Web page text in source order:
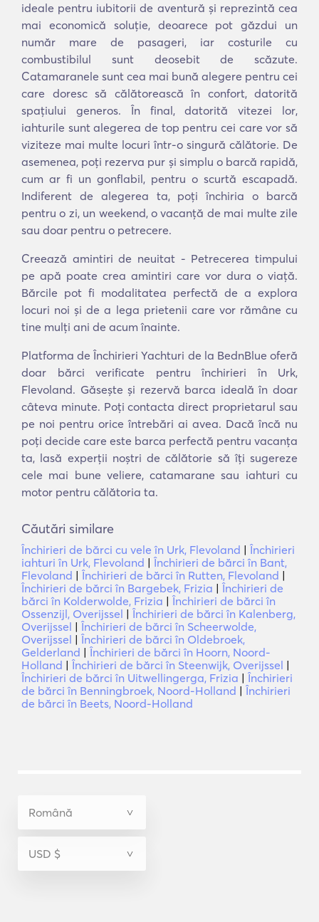
ideale pentru iubitorii de aventură și reprezintă cea
mai economică soluție, deoarece pot găzdui un
număr mare de pasageri, iar costurile cu
combustibilul sunt deosebit de scăzute.
Catamaranele sunt cea mai bună alegere pentru cei
care doresc să călătorească în confort, datorită
spațiului generos. În final, datorită vitezei lor,
iahturile sunt alegerea de top pentru cei care vor să
viziteze mai multe locuri într-o singură călătorie. De
asemenea, poți rezerva pur și simplu o barcă rapidă,
cum ar fi un gonflabil, pentru o scurtă escapadă.
Indiferent de alegerea ta, poți închiria o barcă
pentru o zi, un weekend, o vacanță de mai multe zile
sau doar pentru o petrecere.
Creează amintiri de neuitat - Petrecerea timpului
pe apă poate crea amintiri care vor dura o viață.
Bărcile pot fi modalitatea perfectă de a explora
locuri noi și de a lega prietenii care vor rămâne cu
tine mulți ani de acum înainte.
Platforma de Închirieri Yachturi de la BednBlue oferă
doar bărci verificate pentru închirieri în Urk,
Flevoland. Găsește și rezervă barca ideală în doar
câteva minute. Poți contacta direct proprietarul sau
pe noi pentru orice întrebări ai avea. Dacă încă nu
poți decide care este barca perfectă pentru vacanța
ta, lasă experții noștri de călătorie să îți sugereze
cele mai bune veliere, catamarane sau iahturi cu
motor pentru călătoria ta.
Căutări similare
Închirieri de bărci cu vele în Urk, Flevoland | Închirieri
iahturi în Urk, Flevoland | Închirieri de bărci în Bant,
Flevoland | Închirieri de bărci în Rutten, Flevoland |
Închirieri de bărci în Bargebek, Frizia | Închirieri de
bărci în Kolderwolde, Frizia | Închirieri de bărci în
Ossenzijl, Overijssel | Închirieri de bărci în Kalenberg,
Overijssel | Închirieri de bărci în Scheerwolde,
Overijssel | Închirieri de bărci în Oldebroek,
Gelderland | Închirieri de bărci în Hoorn, Noord-
Holland | Închirieri de bărci în Steenwijk, Overijssel |
Închirieri de bărci în Uitwellingerga, Frizia | Închirieri
de bărci în Benningbroek, Noord-Holland | Închirieri
de bărci în Beets, Noord-Holland